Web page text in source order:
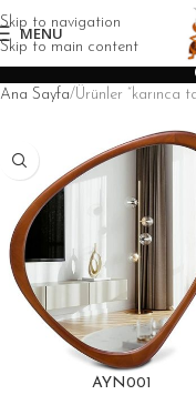
Skip to navigation
Skip to main content
MENU
Ana Sayfa Ürünler “karınca
AYN001